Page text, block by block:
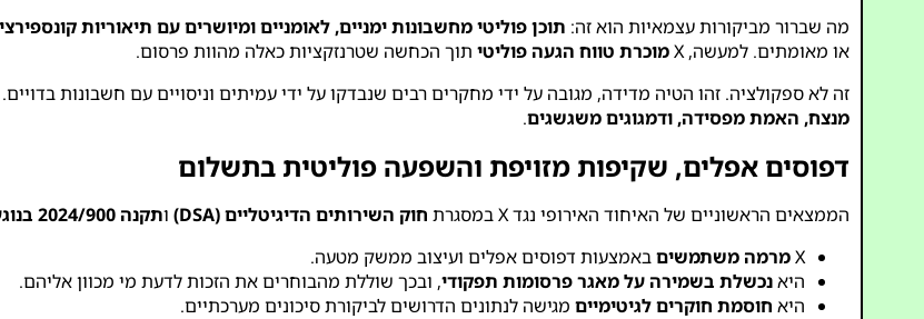
מה שברור מביקורות עצמאיות הוא זה: תוכן פוליטי מחשבונות ימניים, לאומניים ומיושרים עם תיאוריות
או מאומתים. למעשה, X מוכרת טווח הגעה פוליטי תוך הכחשה שטרנזקציות כאלה מהוות פרסום.
זה לא ספקולציה. זהו הטיה מדידה, מגובה על ידי מחקרים רבים שנבדקו על ידי עמיתים וניסויים עם חשבונות
מנצח, האמת מפסידה, ודמגוגים משגשגים.
דפוסים אפלים, שקיפות מזויפת והשפעה פוליטית בתשלום
הממצאים הראשוניים של האיחוד האירופי נגד X במסגרת חוק השירותים הדיגיטליים (DSA) ותקנה 2024/900 בנוגע לפרסום פוליטי
Xמרמה משתמשיםבאמצעות דפוסים אפלים ועיצוב ממשק מטעה.
היאנכשלת בשמירה על מאגר פרסומות תפקודי, ובכך שוללת מהבוחרים את הזכות לדעת מי מכוון אליהם.
היא חוסמת חוקרים לגיטימיים מגישה לנתונים הדרושים לביקורת סיכונים מערכתיים.